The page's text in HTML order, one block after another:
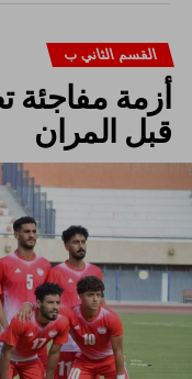
القسم الثاني ب
أزمة
قبل المران